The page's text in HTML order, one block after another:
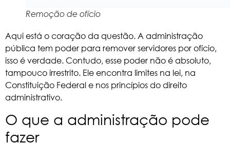
Remoção de ofício
Aqui está o coração da questão. A administração
pública tem poder para remover servidores por ofício,
isso é verdade. Contudo, esse poder não é absoluto,
tampouco irrestrito. Ele encontra limites na lei, na
Constituição Federal e nos princípios dodireito
administrativo.
O que a administração pode
fazer